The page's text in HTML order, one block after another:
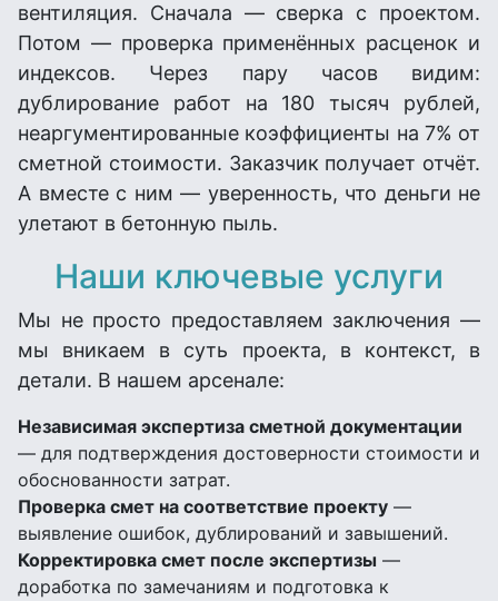
вентиляция. Сначала — сверка с проектом.
Потом — проверка применённых расценок и
индексов. Через пару часов видим:
дублирование работ на 180 тысяч рублей,
неаргументированные коэффициенты на 7% от
сметной стоимости. Заказчик получает отчёт.
А вместе с ним — уверенность, что деньги не
улетают в бетонную пыль.
Наши ключевые услуги
Мы не просто предоставляем заключения —
мы вникаем в суть проекта, в контекст, в
детали. В нашем арсенале:
Независимая экспертиза сметной документации
— для подтверждения достоверности стоимости и
обоснованности затрат.
Проверка смет на соответствие проекту —
выявление ошибок, дублирований и завышений.
Корректировка смет после экспертизы —
доработка по замечаниям и подготовка к